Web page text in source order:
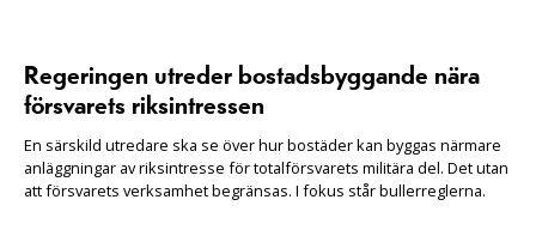
Regeringen utreder bostadsbyggande nära
försvarets riksintressen
En särskild utredare ska se över hur bostäder kan byggas närmare
anläggningar av riksintresse för totalförsvarets militära del. Det utan
att försvarets verksamhet begränsas. I fokus står bullerreglerna.